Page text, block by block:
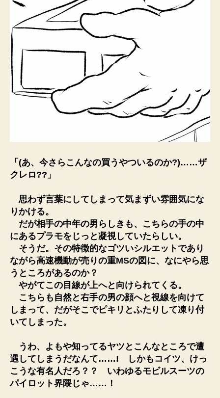
「(あ、今さらこんなの買うやついるのか?)……ザ
クレロ??」
思わず言葉にしてしまって気まずい雰囲気にな
りかける。
だが相手の中年の男らしきも、こちらの手の中
にあるプラモをじっと凝視していたらしい。
そうだ。その特徴的なゴツいシルエットであり
ながら高速機動が売りの重MSの図に、なにやら思
うところがあるのか？
やがてこの目線が上へと向けられてくる。
こちらも自然と右手の男の顔へと視線を向けて
しまって、だがそこでピキリとふたりして凍り付
いてしまった。
うわ、よもや知ってるヤツとこんなところで遭
遇してしまうだなんて……! しかもコイツ、けっ
こうな有名人だろ？？ いわゆるモビルスーツの
パイロット界隈じゃ……！